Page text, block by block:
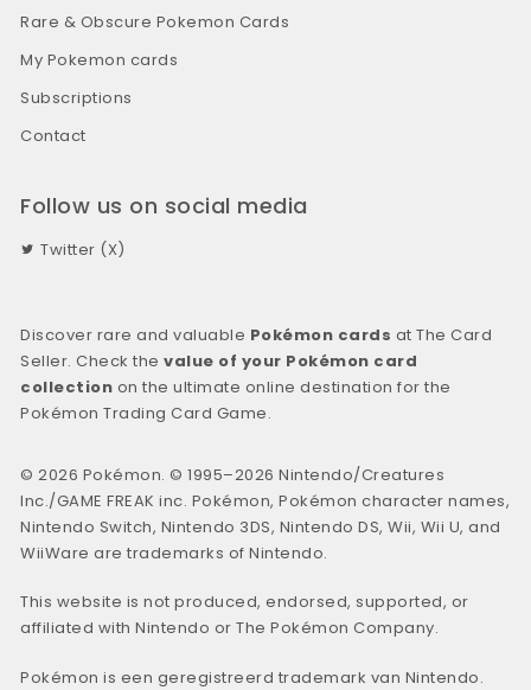
Rare & Obscure Pokemon Cards
My Pokemon cards
Subscriptions
Contact
Follow us on social media
Twitter (X)
Discover rare and valuable Pokémon cards at The Card
Seller. Check thevalue of your Pokémon card
collection on the ultimate online destination for the
Pokémon Trading Card Game.
© 2026 Pokémon. © 1995–2026 Nintendo/Creatures
Inc./GAME FREAK inc. Pokémon, Pokémon character names,
Nintendo Switch, Nintendo 3DS, Nintendo DS, Wii, Wii U, and
WiiWare are trademarks of Nintendo.
This website is not produced, endorsed, supported, or
affiliated with Nintendo or The Pokémon Company.
Pokémon is een geregistreerd trademark van Nintendo.